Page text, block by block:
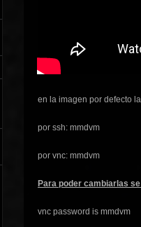
en la imagen por defecto
por ssh: mmdvm
por vnc: mmdvm
Para poder cambiarlas
vnc password is mmdvm